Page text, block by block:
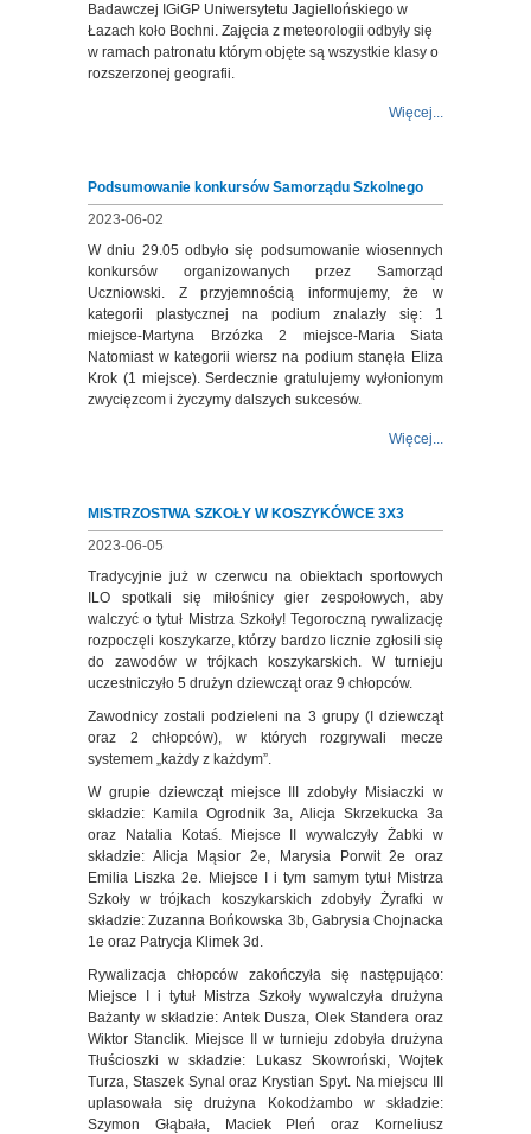
Badawczej IGiGP Uniwersytetu Jagiellońskiego w
Łazach koło Bochni. Zajęcia z meteorologii odbyły się
w ramach patronatu którym objęte są wszystkie klasy o
rozszerzonej geografii.
Więcej...
Podsumowanie konkursów Samorządu Szkolnego
2023-06-02
W dniu 29.05 odbyło się podsumowanie wiosennych
konkursów organizowanych przez Samorząd
Uczniowski. Z przyjemnością informujemy, że w
kategorii plastycznej na podium znalazły się: 1
miejsce-Martyna Brzózka 2 miejsce-Maria Siata
Natomiast w kategorii wiersz na podium stanęła Eliza
Krok (1 miejsce). Serdecznie gratulujemy wyłonionym
zwycięzcom i życzymy dalszych sukcesów.
Więcej...
MISTRZOSTWA SZKOŁY W KOSZYKÓWCE 3X3
2023-06-05
Tradycyjnie już w czerwcu na obiektach sportowych
ILO spotkali się miłośnicy gier zespołowych, aby
walczyć o tytuł Mistrza Szkoły! Tegoroczną rywalizację
rozpoczęli koszykarze, którzy bardzo licznie zgłosili się
do zawodów w trójkach koszykarskich. W turnieju
uczestniczyło 5 drużyn dziewcząt oraz 9 chłopców.
Zawodnicy zostali podzieleni na 3 grupy (I dziewcząt
oraz 2 chłopców), w których rozgrywali mecze
systemem „każdy z każdym”.
W grupie dziewcząt miejsce III zdobyły Misiaczki w
składzie: Kamila Ogrodnik 3a, Alicja Skrzekucka 3a
oraz Natalia Kotaś. Miejsce II wywalczyły Żabki w
składzie: Alicja Mąsior 2e, Marysia Porwit 2e oraz
Emilia Liszka 2e. Miejsce I i tym samym tytuł Mistrza
Szkoły w trójkach koszykarskich zdobyły Żyrafki w
składzie: Zuzanna Bońkowska 3b, Gabrysia Chojnacka
1e oraz Patrycja Klimek 3d.
Rywalizacja chłopców zakończyła się następująco:
Miejsce I i tytuł Mistrza Szkoły wywalczyła drużyna
Bażanty w składzie: Antek Dusza, Olek Standera oraz
Wiktor Stanclik. Miejsce II w turnieju zdobyła drużyna
Tłuścioszki w składzie: Lukasz Skowroński, Wojtek
Turza, Staszek Synal oraz Krystian Spyt. Na miejscu III
uplasowała się drużyna Kokodżambo w składzie:
Szymon Głąbała, Maciek Pleń oraz Korneliusz